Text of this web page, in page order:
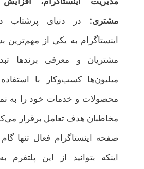
مشتری: در دنیای پرشتاب
اینستاگرام به یکی از مهم‌ترین
مشتریان و معرفی برندها
میلیون‌ها کسب‌وکار با
محصولات و خدمات خود را به
مخاطبان هدف تعامل برقرار
صفحه اینستاگرام فعال تنها
اینکه بتوانید از این پلتفرم